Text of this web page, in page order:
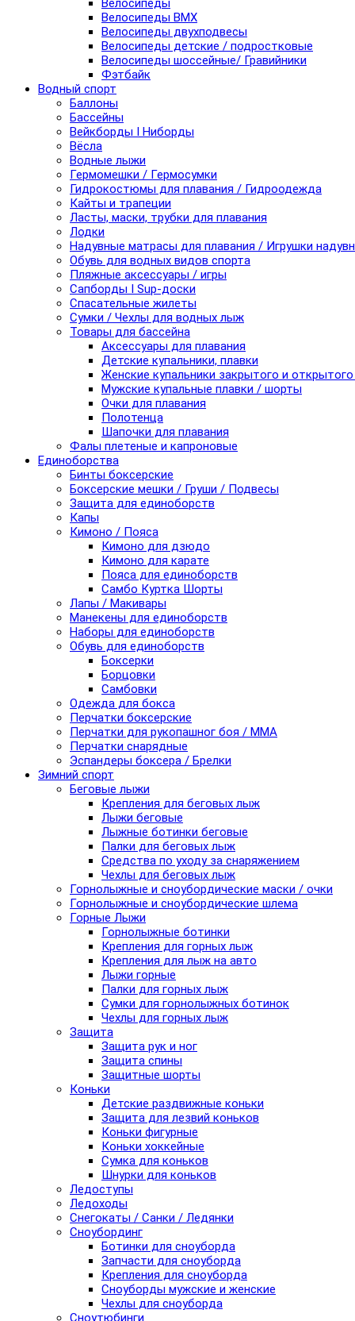
Велосипеды
Велосипеды BMX
Велосипеды двухподвесы
Велосипеды детские / подростковые
Велосипеды шоссейные/ Гравийники
Фэтбайк
Водный спорт
Баллоны
Бассейны
Вейкборды I Ниборды
Вёсла
Водные лыжи
Гермомешки / Гермосумки
Гидрокостюмы для плавания / Гидроодежда
Кайты и трапеции
Ласты, маски, трубки для плавания
Лодки
Надувные матрасы для плавания / Игрушки
Обувь для водных видов спорта
Пляжные аксессуары / игры
Сапборды I Sup-доски
Спасательные жилеты
Сумки / Чехлы для водных лыж
Товары для бассейна
Аксессуары для плавания
Детские купальники, плавки
Женские купальники закрытого и
Мужские купальные плавки / шорты
Очки для плавания
Полотенца
Шапочки для плавания
Фалы плетеные и капроновые
Единоборства
Бинты боксерские
Боксерские мешки / Груши / Подвесы
Защита для единоборств
Капы
Кимоно / Пояса
Кимоно для дзюдо
Кимоно для карате
Пояса для единоборств
Самбо Куртка Шорты
Лапы / Макивары
Манекены для единоборств
Наборы для единоборств
Обувь для единоборств
Боксерки
Борцовки
Самбовки
Одежда для бокса
Перчатки боксерские
Перчатки для рукопашног боя / ММА
Перчатки снарядные
Эспандеры боксера / Брелки
Зимний спорт
Беговые лыжи
Крепления для беговых лыж
Лыжи беговые
Лыжные ботинки беговые
Палки для беговых лыж
Средства по уходу за снаряжением
Чехлы для беговых лыж
Горнолыжные и сноубордические маски / очки
Горнолыжные и сноубордические шлема
Горные Лыжи
Горнолыжные ботинки
Крепления для горных лыж
Крепления для лыж на авто
Лыжи горные
Палки для горных лыж
Сумки для горнолыжных ботинок
Чехлы для горных лыж
Защита
Защита рук и ног
Защита спины
Защитные шорты
Коньки
Детские раздвижные коньки
Защита для лезвий коньков
Коньки фигурные
Коньки хоккейные
Сумка для коньков
Шнурки для коньков
Ледоступы
Ледоходы
Снегокаты / Санки / Ледянки
Сноубординг
Ботинки для сноуборда
Запчасти для сноуборда
Крепления для сноуборда
Сноуборды мужские и женские
Чехлы для сноуборда
Сноутюбинги